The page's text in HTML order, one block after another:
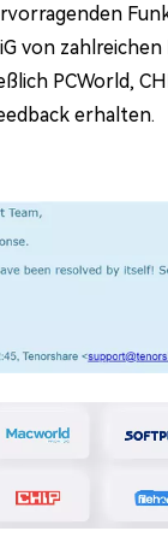
von
PCWorld,
erhalten.